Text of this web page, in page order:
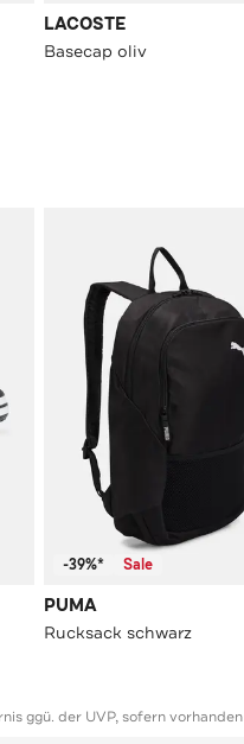
LACOSTE
Basecap oliv
-39%* Sale
PUMA
Rucksack schwarz
ggü. der UVP, sofern vorhanden